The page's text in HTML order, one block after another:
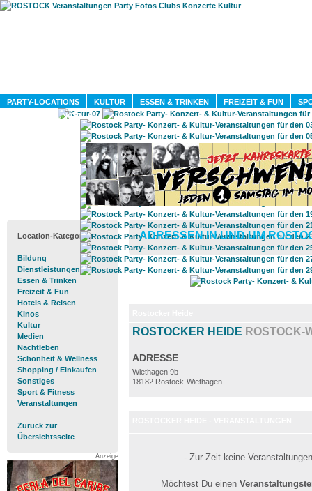
PARTY-LOCATIONS KULTUR ESSEN & TRINKEN FREIZEIT & FUN
DIENSTLEISTUNGEN
Location-Kategorien
Bildung
Dienstleistungen
Essen & Trinken
Freizeit & Fun
Hotels & Reisen
Kinos
Kultur
Medien
Nachtleben
Schönheit & Wellness
Shopping / Einkaufen
Sonstiges
Sport & Fitness
Veranstaltungen
Zurück zur
Übersichtsseite
Anzeige
ADRESSEN IN UND UM
ROSTOCKER HEIDE ROSTOCK-
ADRESSE
Wiethagen 9b
18182 Rostock-Wiethagen
- Zur Zeit keine
Möchtest Du einen